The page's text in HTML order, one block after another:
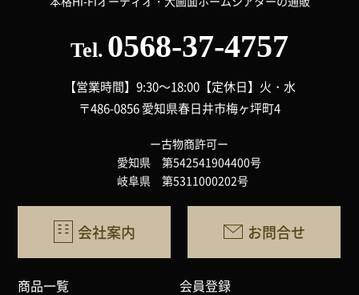
Tel. 0568-37-4757
【営業時間】9:30～18:00【定休日】火・水
〒486-0856 愛知県春日井市梅ヶ坪町4
ー古物商許可ー
愛知県 第542541904400号
岐阜県 第5311000202号
会社案内 お問合せ
商品一覧
会員登録